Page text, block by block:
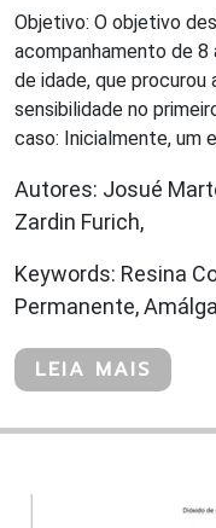
Objetivo: O objetivo
acompanhamento de 8
de idade, que
sensibilidade no
caso: Inicialmente, um
Autores: Josué
Zardin Furich,
Keywords: Resina
Permanente,
LEIA MAIS